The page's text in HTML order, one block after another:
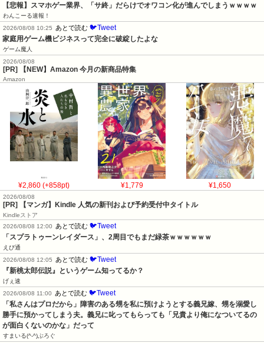
【悲報】スマホゲー業界、「サ終」だらけでオワコン化が進んでしまうｗｗｗｗ
わんこーる速報！
2026/08/08 10:25
あとで読む 🐦Tweet
家庭用ゲーム機ビジネスって完全に破綻したよな
ゲーム魔人
2026/08/08
[PR] 【NEW】Amazon 今月の新商品特集
Amazon
¥2,860 (+858pt) ¥1,779 ¥1,650
2026/08/08
[PR] 【マンガ】Kindle 人気の新刊および予約受付中タイトル
Kindleストア
2026/08/08 12:00
あとで読む 🐦Tweet
「スプラトゥーンレイダース」、2周目でもまだ緑茶ｗｗｗｗｗｗ
えび通
2026/08/08 12:05
あとで読む 🐦Tweet
『新桃太郎伝説』というゲーム知ってるか？
げぇ速
2026/08/08 11:00
あとで読む 🐦Tweet
「私さんはプロだから」障害のある甥を私に預けようとする義兄嫁、甥を溺愛し
勝手に預かってしまう夫。義兄に叱ってもらっても「兄貴より俺になついてるの
が面白くないのかな」だって
すまいる(^-^)ぶろぐ